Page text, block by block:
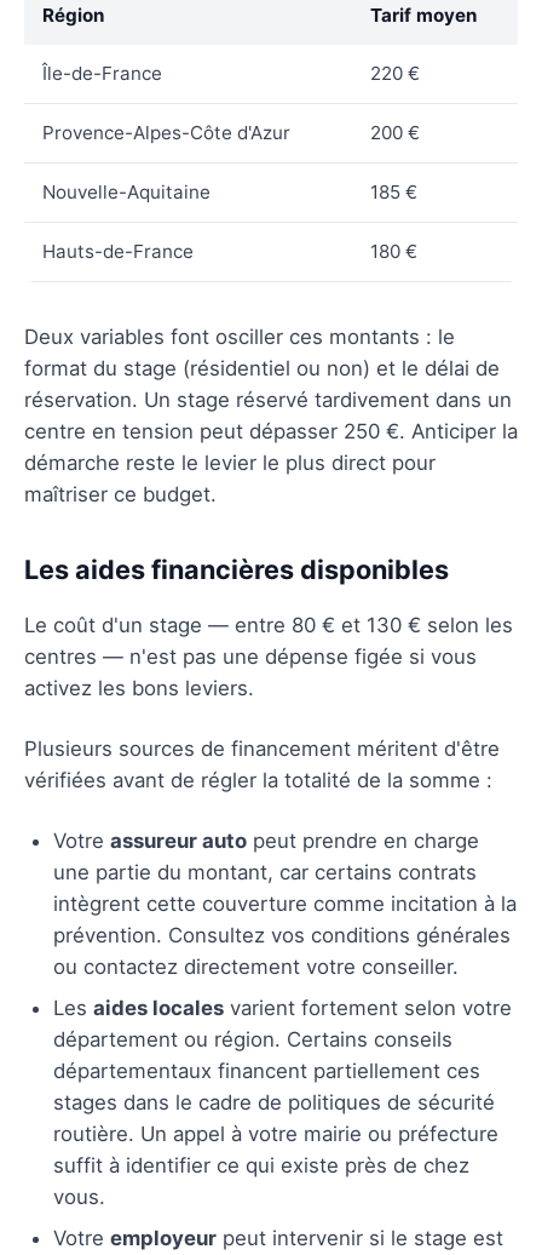
Région Tarif moyen
Île-de-France 220 €
Provence-Alpes-Côte d'Azur 200 €
Nouvelle-Aquitaine 185 €
Hauts-de-France 180 €
Deux variables font osciller ces montants : le
format du stage (résidentiel ou non) et le délai de
réservation. Un stage réservé tardivement dans un
centre en tension peut dépasser 250 €. Anticiper la
démarche reste le levier le plus direct pour
maîtriser ce budget.
Les aides financières disponibles
Le coût d'un stage — entre 80 € et 130 € selon les
centres — n'est pas une dépense figée si vous
activez les bons leviers.
Plusieurs sources de financement méritent d'être
vérifiées avant de régler la totalité de la somme :
Votre assureur auto peut prendre en charge
une partie du montant, car certains contrats
intègrent cette couverture comme incitation à la
prévention. Consultez vos conditions générales
ou contactez directement votre conseiller.
Les aides locales varient fortement selon votre
département ou région. Certains conseils
départementaux financent partiellement ces
stages dans le cadre de politiques de sécurité
routière. Un appel à votre mairie ou préfecture
suffit à identifier ce qui existe près de chez
vous.
Votre employeur peut intervenir si le stage est